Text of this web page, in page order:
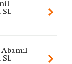
Sl.
Abamil
Sl.